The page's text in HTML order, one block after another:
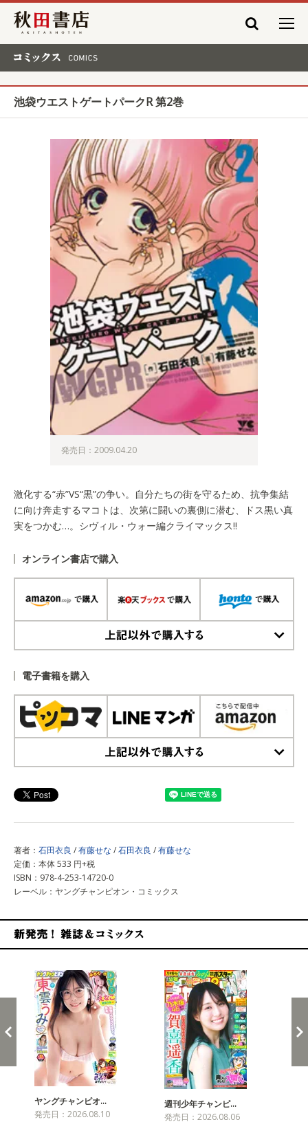
秋田書店
池袋ウエストゲートパークR 第2巻
発売日：2009.04.20
激化する“赤”VS“黒”の争い。自分たちの街を守るため、抗争集結
に向け奔走するマコトは、次第に闘いの裏側に潜む、ドス黒い真
実をつかむ…。シヴィル・ウォー編クライマックス!!
オンライン書店で購入
電子書籍を購入
著者： 石田衣良 /有藤せな /石田衣良 /有藤せな
定価：本体 533 円+税
ISBN：978-4-253-14720-0
レーベル：ヤングチャンピオン・コミックス
ヤングチャンピオ…
発売日：2026.08.10
週刊少年チャンピ…
発売日：2026.08.06